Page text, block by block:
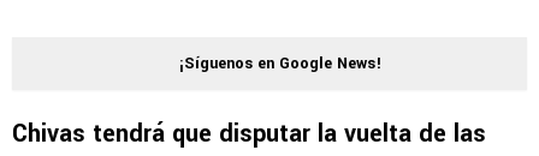
¡Síguenos en Google News!
Chivas tendrá que disputar la vuelta de las